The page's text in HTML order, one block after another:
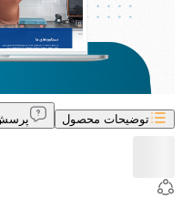
توضیحات محصول